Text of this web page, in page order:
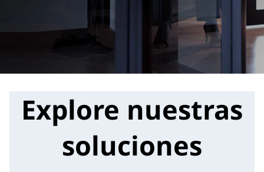
Explore nuestras
soluciones